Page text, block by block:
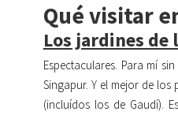
Qué visitar
Los jardines de
Espectaculares. Para mí
Singapur. Y el mejor de
(incluídos los de Gaudí).